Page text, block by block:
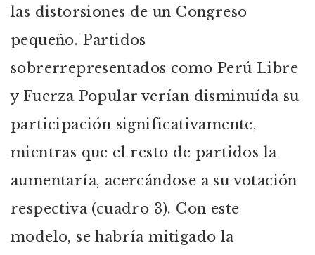
las distorsiones de un Congreso
pequeño. Partidos
sobrerrepresentados como Perú Libre
y Fuerza Popular verían disminuída su
participación significativamente,
mientras que el resto de partidos la
aumentaría, acercándose a su votación
respectiva (cuadro 3). Con este
modelo, se habría mitigado la